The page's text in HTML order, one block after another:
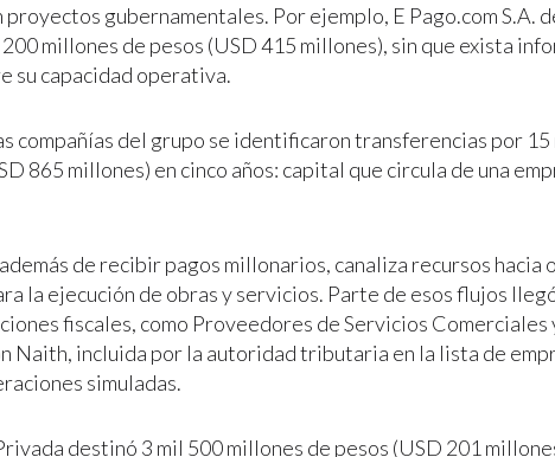
proyectos gubernamentales. Por ejemplo, E Pago.com S.A.
200 millones de pesos (USD 415 millones), sin que exista
su capacidad operativa.
compañías del grupo se identificaron transferencias por
865 millones) en cinco años: capital que circula de una
de recibir pagos millonarios, canaliza recursos hacia
la ejecución de obras y servicios. Parte de esos flujos
fiscales, como Proveedores de Servicios Comerciales
Naith, incluida por la autoridad tributaria en la lista de
simuladas.
destinó 3 mil 500 millones de pesos (USD 201